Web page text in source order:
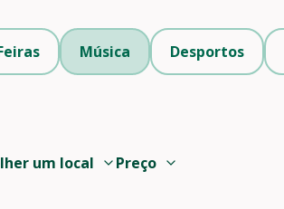
um local Preço
Música Desportos